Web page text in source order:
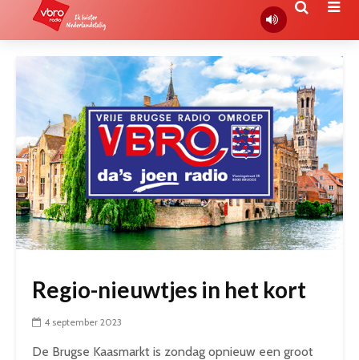
Regio-nieuwtjes in het kort
4 september 2023
De Brugse Kaasmarkt is zondag opnieuw een groot